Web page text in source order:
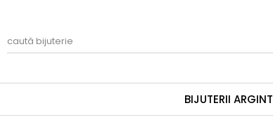
BIJUTERII ARGINT